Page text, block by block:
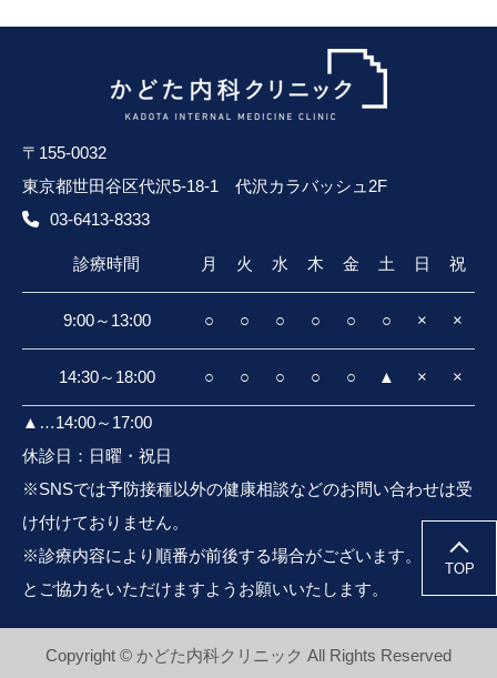
〒155-0032
東京都世田谷区代沢5-18-1 代沢カラバッシュ2F
03-6413-8333
診療時間 月 火 水 木 金 土 日 祝
9:00～13:00 ○ ○ ○ ○ ○ ○ × ×
14:30～18:00 ○ ○ ○ ○ ○ ▲ × ×
▲…14:00～17:00
休診日：日曜・祝日
※SNSでは予防接種以外の健康相談などのお問い合わせは受
け付けておりません。
※診療内容により 順番が前後する場合がございます。
ご理解
とご協力をいただけますよう お願いいたします。
Copyright © かどた内科クリニック All Rights Reserved
TOP